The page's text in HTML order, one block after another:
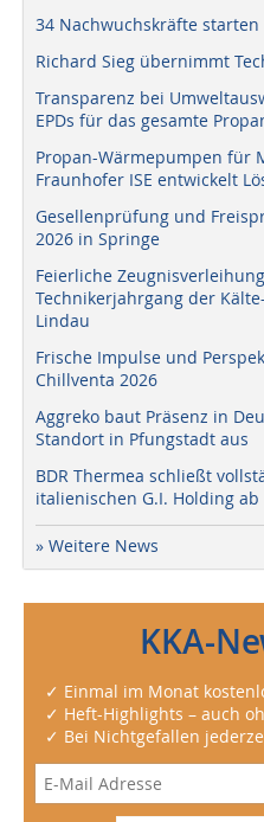
34 Nachwuchskräfte
Richard Sieg übernimmt
Transparenz bei
EPDs für das gesamte
Propan-Wärmepumpen für
Fraunhofer ISE entwickelt
Gesellenprüfung und
2026 in Springe
Feierliche
Technikerjahrgang der
Lindau
Frische Impulse und
Chillventa 2026
Aggreko baut Präsenz in
Standort in Pfungstadt aus
BDR Thermea schließt
italienischen G.I. Holding ab
» Weitere News
KKA-
✓ Einmal im Monat
✓ Heft-Highlights – auch
✓ Bei Nichtgefallen